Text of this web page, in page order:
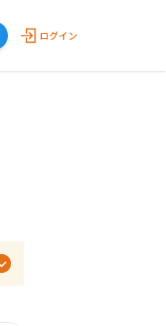
ログイン